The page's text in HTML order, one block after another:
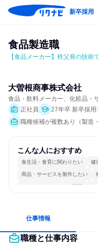
新卒採用
食品製造職
【食品メーカー】秩父発の技
大曽根商事株式会社
食品・飲料メーカー、化粧品・
正社員
27年卒 新卒採用
職種候補が複数あり（製造
こんな人におすすめ
食生活・食育に関わりたい 健
商品・サービスを製作したい
コミュニケーションが活発
仕事情報
職種と仕事内容